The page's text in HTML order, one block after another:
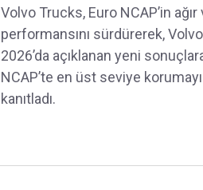
Yıldız Aldı!
Volvo Trucks, Euro NCAP’in
performansını sürdürerek, Volvo
2026’da açıklanan yeni